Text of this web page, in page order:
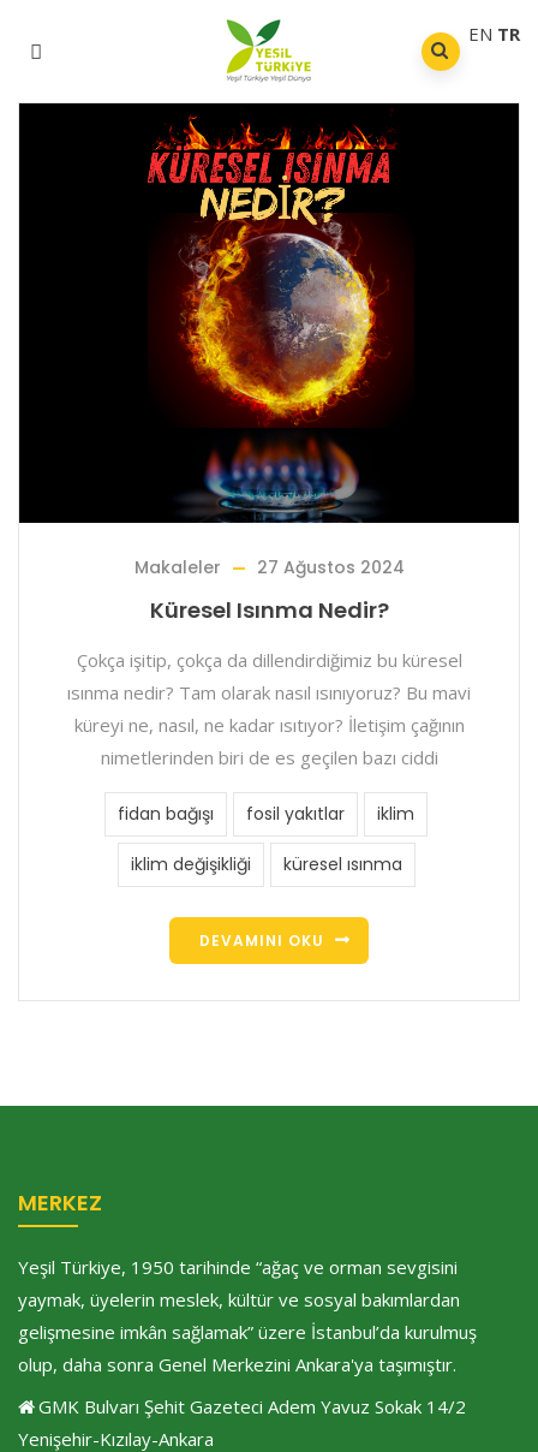
Makaleler 27 Ağustos 2024
Küresel Isınma Nedir?
Çokça işitip, çokça da dillendirdiğimiz bu küresel
ısınma nedir? Tam olarak nasıl ısınıyoruz? Bu mavi
küreyi ne, nasıl, ne kadar ısıtıyor? İletişim çağının
nimetlerinden biri de es geçilen bazı ciddi
fidan bağışı fosil yakıtlar iklim
iklim değişikliği küresel ısınma
DEVAMINI OKU
MERKEZ
Yeşil Türkiye, 1950 tarihinde “ağaç ve orman sevgisini
yaymak, üyelerin meslek, kültür ve sosyal bakımlardan
gelişmesine imkân sağlamak” üzere İstanbul’da kurulmuş
olup, daha sonra Genel Merkezini Ankara'ya taşımıştır.
GMK Bulvarı Şehit Gazeteci Adem Yavuz Sokak 14/2
Yenişehir-Kızılay-Ankara
EN TR